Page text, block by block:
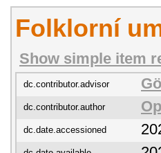
Folklorní
Show simple item
dc.contributor.advisor
dc.contributor.author
dc.date.accessioned